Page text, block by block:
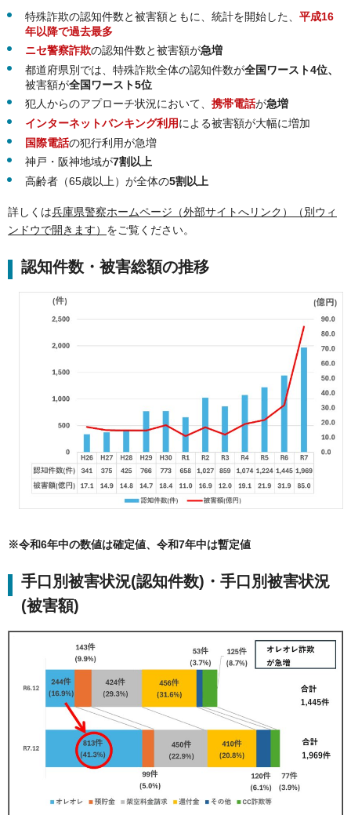
特殊詐欺の認知件数と被害額ともに、統計を開始した、 平成16
年以降で過去最多
ニセ警察詐欺の認知件数と被害額が急増
都道府県別では、特殊詐欺全体の認知件数が全国ワースト4位、
被害額が全国ワースト5位
犯人からのアプローチ状況において、 携帯電話が急増
インターネットバンキング利用による被害額が大幅に増加
国際電話の犯行利用が急増
神戸・阪神地域が7割以上
高齢者（65歳以上）が全体の5割以上
詳しくは兵庫県警察ホームページ（外部サイトへリンク）（別ウィ
ンドウで開きます） をご覧ください。
認知件数・被害総額の推移
※令和6年中の数値は確定値、令和7年中は暫定値
手口別被害状況(認知件数)・手口別被害状況
(被害額)